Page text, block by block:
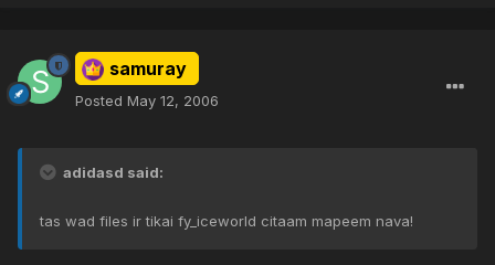
samuray
Posted May 12, 2006
adidasd said:
tas wad files ir tikai fy_iceworld citaam mapeem nava!